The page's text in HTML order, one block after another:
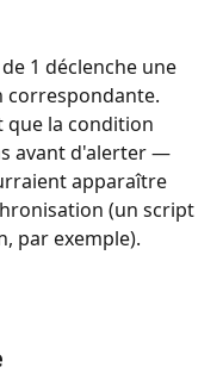
1 déclenche une
correspondante.
que la condition
avant d'alerter —
apparaître
(un script
par exemple).